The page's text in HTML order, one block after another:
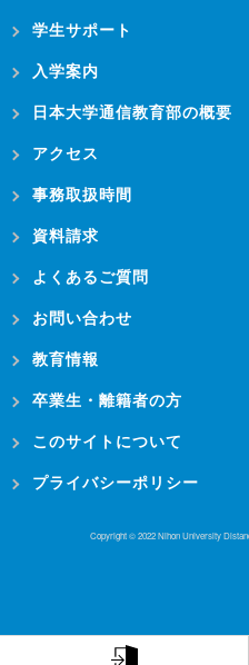
学生サポート
入学案内
日本大学通信教育部の概要
アクセス
事務取扱時間
資料請求
よくあるご質問
お問い合わせ
教育情報
卒業生・離籍者の方
このサイトについて
プライバシーポリシー
Copyright © 2022 Nihon University